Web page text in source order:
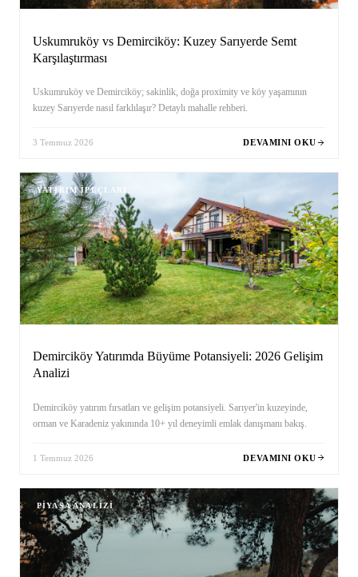
Uskumruköy vs Demirciköy: Kuzey Sarıyerde Semt
Karşılaştırması
Uskumruköy ve Demirciköy; sakinlik, doğa proximity ve köy yaşamının
kuzey Sarıyerde nasıl farklılaşır? Detaylı mahalle rehberi.
3 Temmuz 2026 DEVAMINI OKU
YATIRIM İPUÇLARI
Demirciköy Yatırımda Büyüme Potansiyeli: 2026 Gelişim
Analizi
Demirciköy yatırım fırsatları ve gelişim potansiyeli. Sarıyer'in kuzeyinde,
orman ve Karadeniz yakınında 10+ yıl deneyimli emlak danışmanı bakış.
1 Temmuz 2026 DEVAMINI OKU
PIYASA ANALIZI